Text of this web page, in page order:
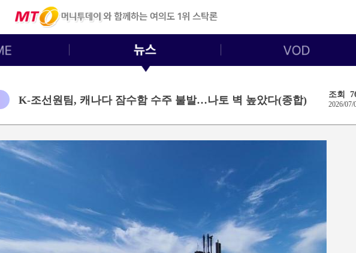
K-조선원팀, 캐나다 잠수함 수주 불발…나토 벽 높았다(종합) 조회
2026/07/